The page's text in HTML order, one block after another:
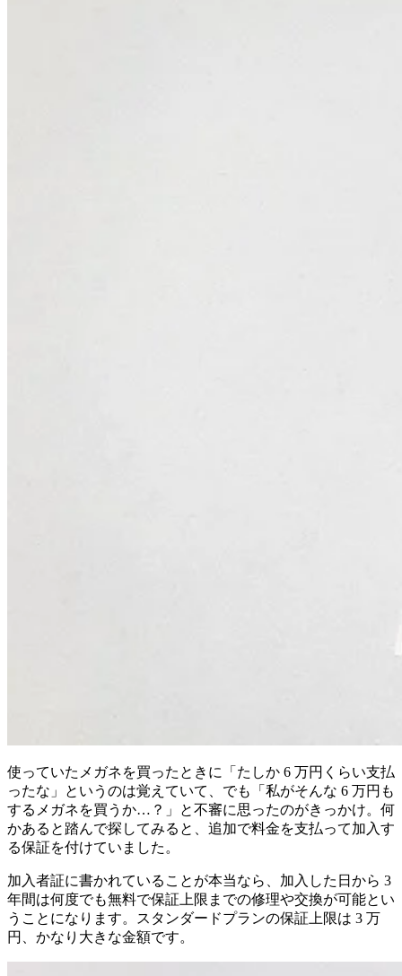
使っていたメガネを買ったときに「たしか 6 万円くらい支払
ったな」というのは覚えていて、でも「私がそんな 6 万円も
するメガネを買うか…？」と不審に思ったのがきっかけ。何
かあると踏んで探してみると、追加で料金を支払って加入す
る保証を付けていました。
加入者証に書かれていることが本当なら、加入した日から 3
年間は何度でも無料で保証上限までの修理や交換が可能とい
うことになります。スタンダードプランの保証上限は 3 万
円、かなり大きな金額です。